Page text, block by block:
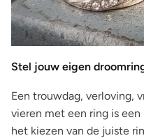
Stel jouw eigen
Een trouwdag, verloving,
vieren met een ring is
het kiezen van de juiste